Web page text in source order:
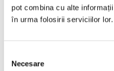
pot combina cu alte
în urma folosirii serviciilor lor.
consimțământului
NecesareArticole recente